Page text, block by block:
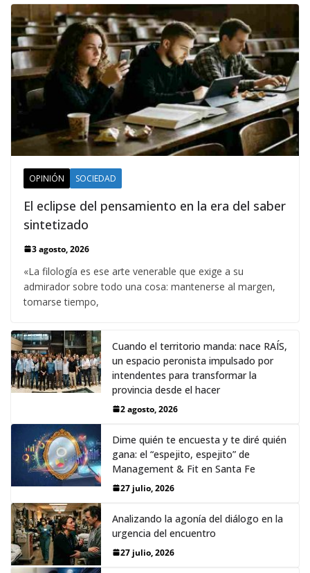
OPINIÓN SOCIEDAD
El eclipse del pensamiento en la era del saber
sintetizado
3 agosto, 2026
«La filología es ese arte venerable que exige a su
admirador sobre todo una cosa: mantenerse al margen,
tomarse tiempo,
Cuando el territorio manda: nace RAÍS,
un espacio peronista impulsado por
intendentes para transformar la
provincia desde el hacer
2 agosto, 2026
Dime quién te encuesta y te diré quién
gana: el “espejito, espejito” de
Management & Fit en Santa Fe
27 julio, 2026
Analizando la agonía del diálogo en la
urgencia del encuentro
27 julio, 2026